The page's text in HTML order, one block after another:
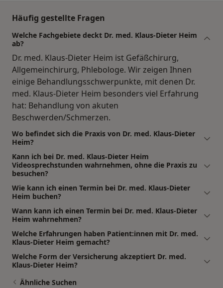
Häufig gestellte Fragen
Welche Fachgebiete deckt Dr. med. Klaus-Dieter Heim
ab?
Dr. med. Klaus-Dieter Heim ist Gefäßchirurg,
Allgemeinchirurg, Phlebologe. Wir zeigen Ihnen
einige Behandlungsschwerpunkte, mit denen Dr.
med. Klaus-Dieter Heim besonders viel Erfahrung
hat: Behandlung von akuten
Beschwerden/Schmerzen.
Wo befindet sich die Praxis von Dr. med. Klaus-Dieter
Heim?
Kann ich bei Dr. med. Klaus-Dieter Heim
Videosprechstunden wahrnehmen, ohne die Praxis zu
besuchen?
Wie kann ich einen Termin bei Dr. med. Klaus-Dieter
Heim buchen?
Wann kann ich einen Termin bei Dr. med. Klaus-Dieter
Heim wahrnehmen?
Welche Erfahrungen haben Patient:innen mit Dr. med.
Klaus-Dieter Heim gemacht?
Welche Form der Versicherung akzeptiert Dr. med.
Klaus-Dieter Heim?
Ähnliche Suchen